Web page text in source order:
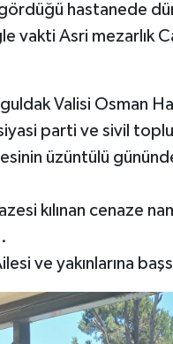
hastanede
vakti Asri mezarlık
Valisi Osman
siyasi parti ve sivil
üzüntülü
kılınan cenaze
ve yakınlarına